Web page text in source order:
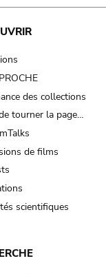
des collections
tourner la page…
de films
scientifiques